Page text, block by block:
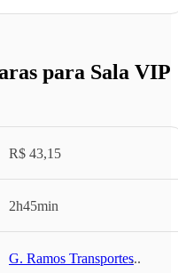
para Sala VIP
R$ 43,15
2h45min
G. Ramos Transportes...